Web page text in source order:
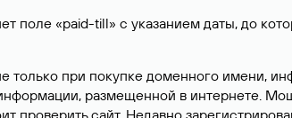
поле «paid-till» с указанием даты, до
только при покупке доменного имени,
размещенной в интернете.
проверить сайт. Недавно